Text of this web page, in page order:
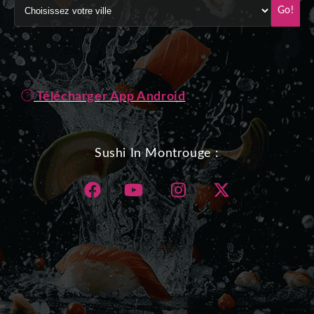
Go!
Télécharger App Android
Sushi In Montrouge :